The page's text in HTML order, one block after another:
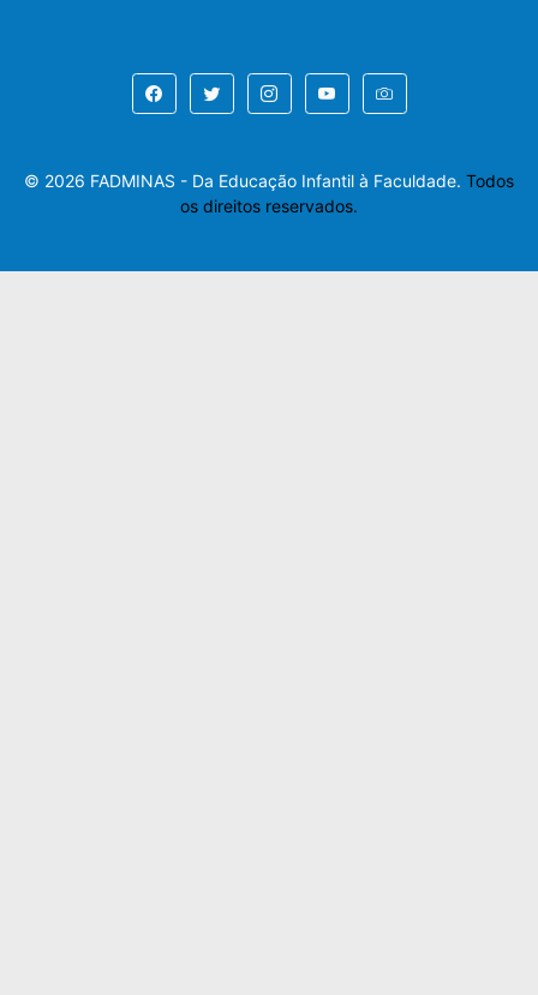
© 2026 FADMINAS - Da Educação Infantil à Faculdade. Todos
os direitos reservados.